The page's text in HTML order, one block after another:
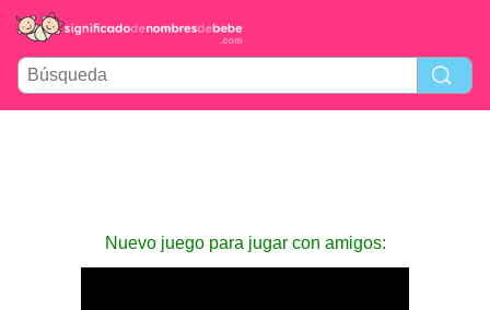
Nuevo juego para jugar con amigos: